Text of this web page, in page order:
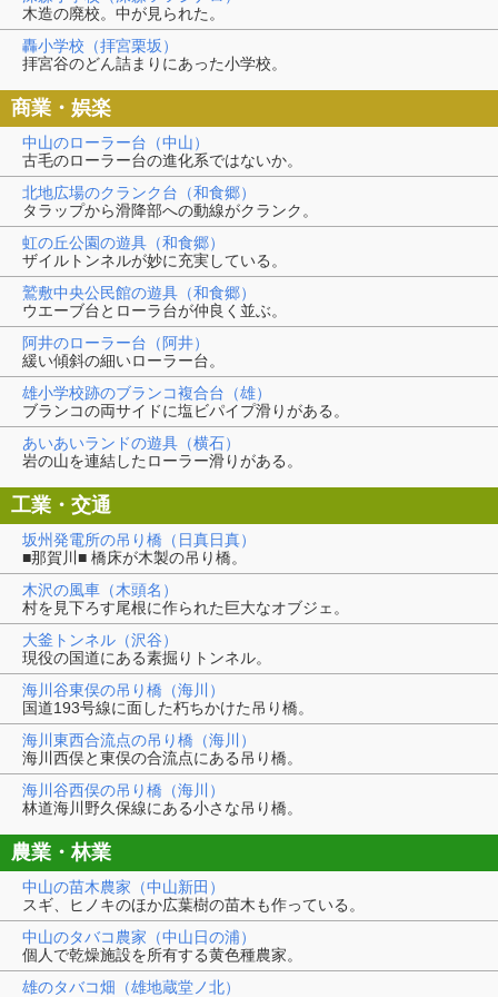
木造の廃校。中が見られた。
轟小学校（拝宮栗坂）
拝宮谷のどん詰まりにあった小学校。
商業・娯楽
中山のローラー台（中山）
古毛のローラー台の進化系ではないか。
北地広場のクランク台（和食郷）
タラップから滑降部への動線がクランク。
虹の丘公園の遊具（和食郷）
ザイルトンネルが妙に充実している。
鷲敷中央公民館の遊具（和食郷）
ウエーブ台とローラ台が仲良く並ぶ。
阿井のローラー台（阿井）
緩い傾斜の細いローラー台。
雄小学校跡のブランコ複合台（雄）
ブランコの両サイドに塩ビパイプ滑りがある。
あいあいランドの遊具（横石）
岩の山を連結したローラー滑りがある。
工業・交通
坂州発電所の吊り橋（日真日真）
■那賀川■ 橋床が木製の吊り橋。
木沢の風車（木頭名）
村を見下ろす尾根に作られた巨大なオブジェ。
大釜トンネル（沢谷）
現役の国道にある素掘りトンネル。
海川谷東俣の吊り橋（海川）
国道193号線に面した朽ちかけた吊り橋。
海川東西合流点の吊り橋（海川）
海川西俣と東俣の合流点にある吊り橋。
海川谷西俣の吊り橋（海川）
林道海川野久保線にある小さな吊り橋。
農業・林業
中山の苗木農家（中山新田）
スギ、ヒノキのほか広葉樹の苗木も作っている。
中山のタバコ農家（中山日の浦）
個人で乾燥施設を所有する黄色種農家。
雄のタバコ畑（雄地蔵堂ノ北）